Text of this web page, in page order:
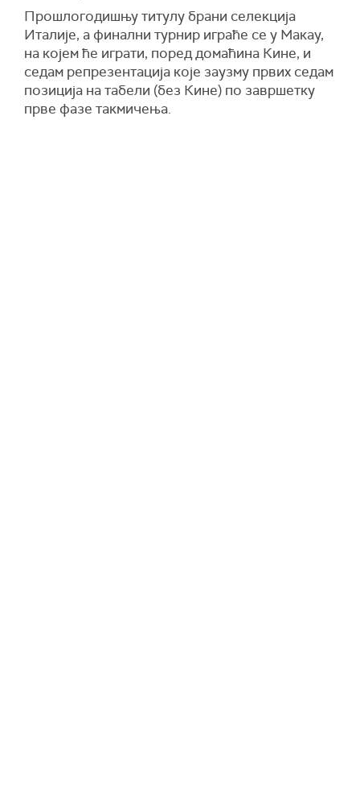
Прошлогодишњу титулу брани селекција
Италије, а финални турнир играће се у Макау,
на којем ће играти, поред домаћина Кине, и
седам репрезентација које заузму првих седам
позиција на табели (без Кине) по завршетку
прве фазе такмичења.